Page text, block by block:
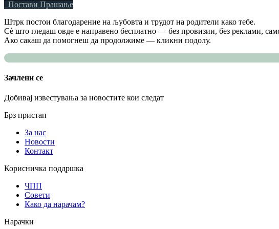
Постави Прашање
Штрк постои благодарение на љубовта и трудот на родители како тебе.
Сè што гледаш овде е направено бесплатно — без провизии, без реклами,
Ако сакаш да помогнеш да продолжиме — кликни подолу.
Зачлени се
Добивај известувања за новостите кои следат
Брз пристап
За нас
Новости
Контакт
Корисничка поддршка
ЧПП
Совети
Како да нарачам?
Нарачки